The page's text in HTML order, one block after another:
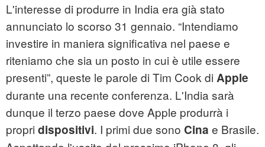
L'interesse di produrre in India era già stato
annunciato lo scorso 31 gennaio. “Intendiamo
investire in maniera significativa nel paese e
riteniamo che sia un posto in cui è utile essere
presenti”, queste le parole di Tim Cook di Apple
durante una recente conferenza. L'India sarà
dunque il terzo paese dove Apple produrrà i
propri dispositivi. I primi due sono Cina e Brasile.